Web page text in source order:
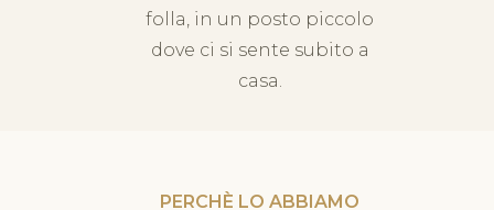
folla, in un posto piccolo
dove ci si sente subito a
casa.
PERCHÈ LO ABBIAMO